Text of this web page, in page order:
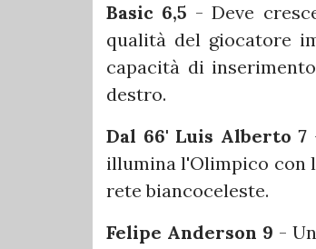
Basic 6,5 - Deve
qualità del giocatore
capacità di
destro.
Dal 66' Luis Alberto 7
illumina l'Olimpico con
rete biancoceleste.
Felipe Anderson 9 -